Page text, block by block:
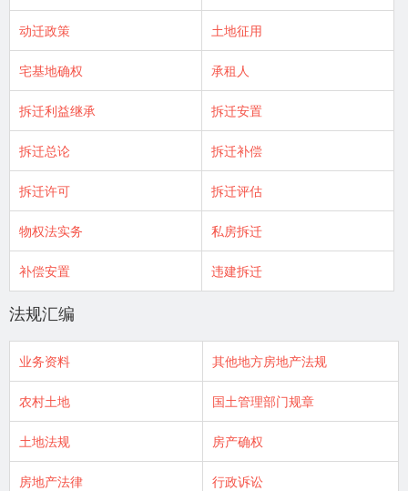
动迁政策 土地征用
宅基地确权 承租人
拆迁利益继承 拆迁安置
拆迁总论 拆迁补偿
拆迁许可 拆迁评估
物权法实务 私房拆迁
补偿安置 违建拆迁
法规汇编
业务资料 其他地方房地产法规
农村土地 国土管理部门规章
土地法规 房产确权
房地产法律 行政诉讼